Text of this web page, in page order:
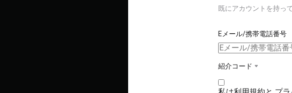
既にアカウントを持っ
Eメール/携帯電話番号
紹介コード